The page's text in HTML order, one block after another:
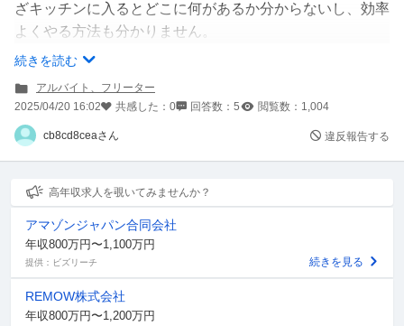
ざキッチンに入るとどこに何があるか分からないし、効率
よくやる方法も分かりません。
が良いでしょうか。本当に複雑すぎて、凄く要領が悪い私
にはできない気がしています。
それに忙しそうな先輩方に質問をしに行くのも気が引けま
す。
ココスバイトの経験者さん居れば、どのくらいで業務に慣
れるものか、効率よく動くコツなど教えていただきたいで
す。
続きを読む
アルバイト、フリーター
2025/04/20 16:02
共感した： 0 回答数： 5 閲覧数： 1,004
cb8cd8ceaさん 違反報告する
高年収求人を覗いてみませんか？
アマゾンジャパン合同会社
年収800万円〜1,100万円
提供：ビズリーチ 続きを見る
REMOW株式会社
年収800万円〜1,200万円